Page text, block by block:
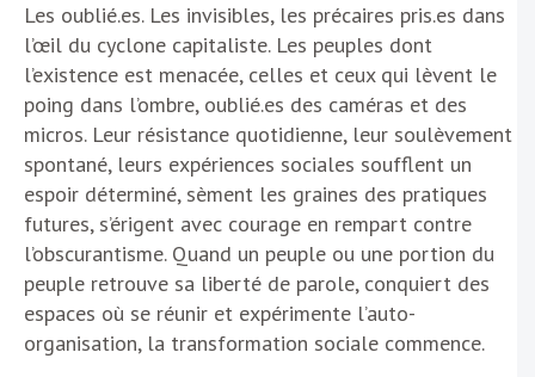
Les oublié.es. Les invisibles, les précaires pris.es dans
l’œil du cyclone capitaliste. Les peuples dont
l’existence est menacée, celles et ceux qui lèvent le
poing dans l’ombre, oublié.es des caméras et des
micros. Leur résistance quotidienne, leur soulèvement
spontané, leurs expériences sociales soufflent un
espoir déterminé, sèment les graines des pratiques
futures, s’érigent avec courage en rempart contre
l’obscurantisme. Quand un peuple ou une portion du
peuple retrouve sa liberté de parole, conquiert des
espaces où se réunir et expérimente l’auto-
organisation, la transformation sociale commence.